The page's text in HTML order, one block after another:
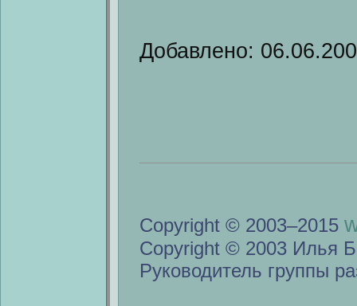
Добавлено:
Copyright © 2003–2015
Copyright © 2003 Илья
Руководитель группы